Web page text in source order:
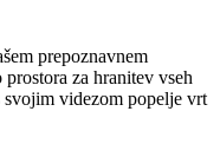
prepoznavnem
za hranitev vseh
svojim videzom popelje vrt